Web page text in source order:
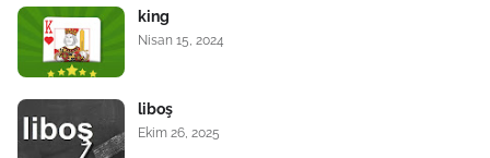
king
Nisan 15, 2024
liboş
Ekim 26, 2025